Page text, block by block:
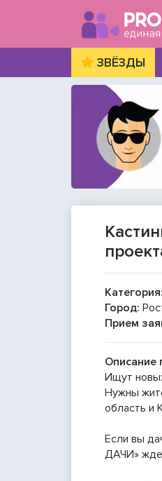
ЗВЁЗДЫ
Категория:
Город:
Прием
Описание
Ищут
Нужны
область и
Если вы
ДАЧИ»